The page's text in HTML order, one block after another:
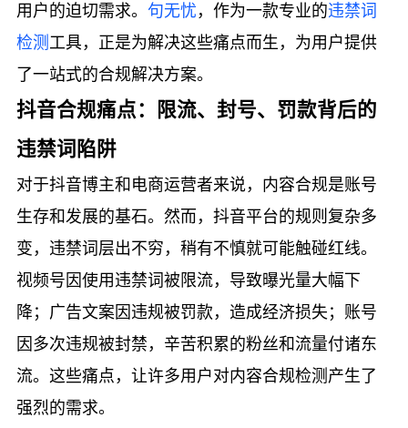
用户的迫切需求。 句无忧 ，作为一款专业的违禁词
检测 工具，正是为解决这些痛点而生，为用户提供
了一站式的合规解决方案。
抖音合规痛点：限流、封号、罚款背后的
违禁词陷阱
对于抖音博主和电商运营者来说，内容合规是账号
生存和发展的基石。然而，抖音平台的规则复杂多
变，违禁词层出不穷，稍有不慎就可能触碰红线。
视频号因使用违禁词被限流，导致曝光量大幅下
降；广告文案因违规被罚款，造成经济损失；账号
因多次违规被封禁，辛苦积累的粉丝和流量付诸东
流。这些痛点，让许多用户对内容合规检测产生了
强烈的需求。